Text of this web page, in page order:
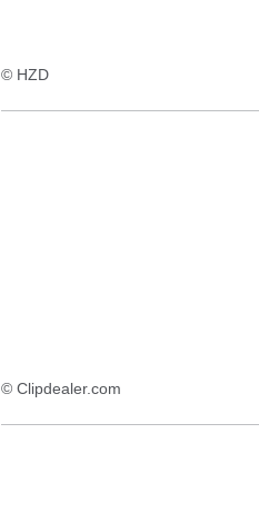
© HZD
© Clipdealer.com